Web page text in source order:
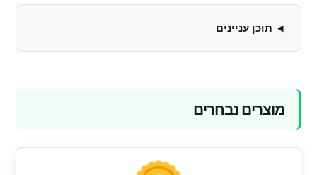
תוכן עניינים
מוצרים נבחרים